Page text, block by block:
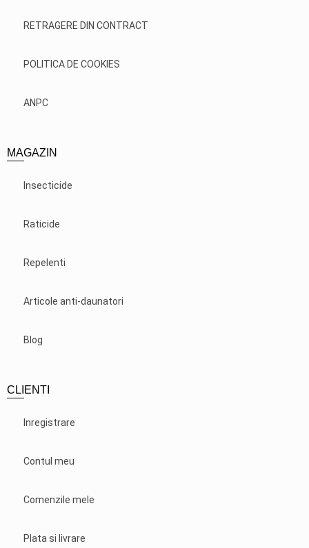
RETRAGERE DIN CONTRACT
POLITICA DE COOKIES
ANPC
MAGAZIN
Insecticide
Raticide
Repelenti
Articole anti-daunatori
Blog
CLIENTI
Inregistrare
Contul meu
Comenzile mele
Plata si livrare